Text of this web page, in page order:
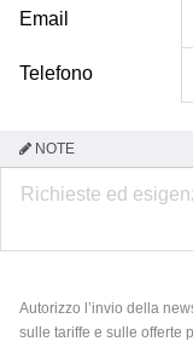
Email
Telefono
NOTE
Autorizzo l’invio della
sulle tariffe e sulle offerte